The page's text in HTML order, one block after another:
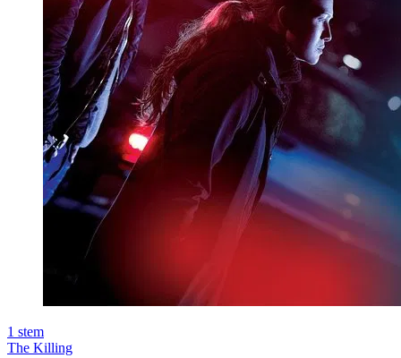
1 stem
The Killing